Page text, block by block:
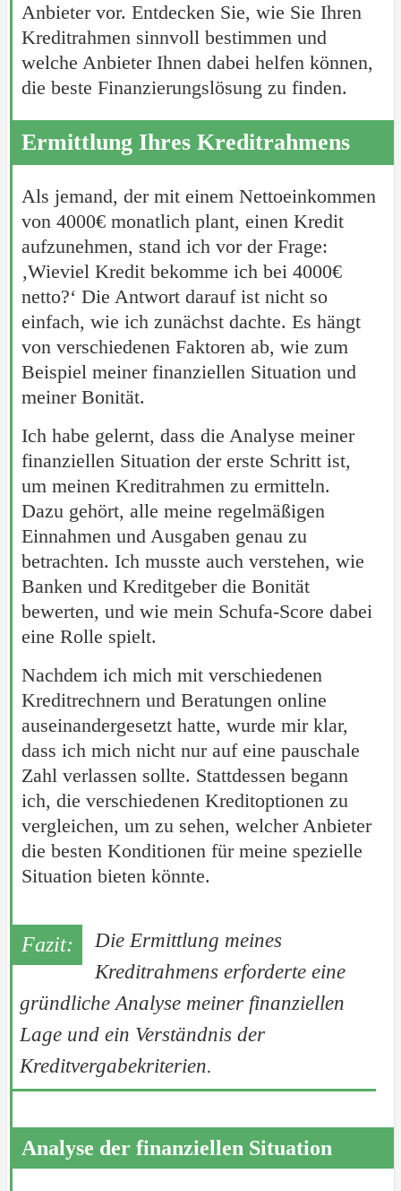
Anbieter vor. Entdecken Sie, wie Sie Ihren
Kreditrahmen sinnvoll bestimmen und
welche Anbieter Ihnen dabei helfen können,
die beste Finanzierungslösung zu finden.
Ermittlung Ihres Kreditrahmens
Als jemand, der mit einem Nettoeinkommen
von 4000€ monatlich plant, einen Kredit
aufzunehmen, stand ich vor der Frage:
‚Wieviel Kredit bekomme ich bei 4000€
netto?‘ Die Antwort darauf ist nicht so
einfach, wie ich zunächst dachte. Es hängt
von verschiedenen Faktoren ab, wie zum
Beispiel meiner finanziellen Situation und
meiner Bonität.
Ich habe gelernt, dass die Analyse meiner
finanziellen Situation der erste Schritt ist,
um meinen Kreditrahmen zu ermitteln.
Dazu gehört, alle meine regelmäßigen
Einnahmen und Ausgaben genau zu
betrachten. Ich musste auch verstehen, wie
Banken und Kreditgeber die Bonität
bewerten, und wie mein Schufa-Score dabei
eine Rolle spielt.
Nachdem ich mich mit verschiedenen
Kreditrechnern und Beratungen online
auseinandergesetzt hatte, wurde mir klar,
dass ich mich nicht nur auf eine pauschale
Zahl verlassen sollte. Stattdessen begann
ich, die verschiedenen Kreditoptionen zu
vergleichen, um zu sehen, welcher Anbieter
die besten Konditionen für meine spezielle
Situation bieten könnte.
Die Ermittlung meines
Kreditrahmens erforderte eine
gründliche Analyse meiner finanziellen
Lage und ein Verständnis der
Kreditvergabekriterien.
Analyse der finanziellen Situation